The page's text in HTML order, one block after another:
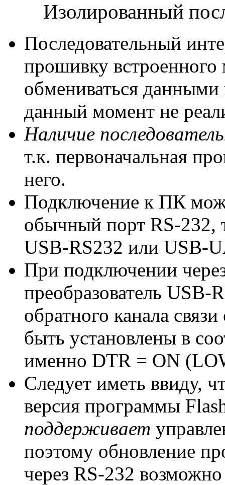
Изолированный
Последовательный
прошивку встроенного
обмениваться
данный момент не
Наличие
т.к. первоначальная
него.
Подключение к ПК
обычный порт RS-232,
USB-RS232 или USB-
При подключении
преобразователь
обратного канала
быть установлены в
именно DTR = ON
Следует иметь ввиду,
версия программы
поддерживает
поэтому обновление
через RS-232